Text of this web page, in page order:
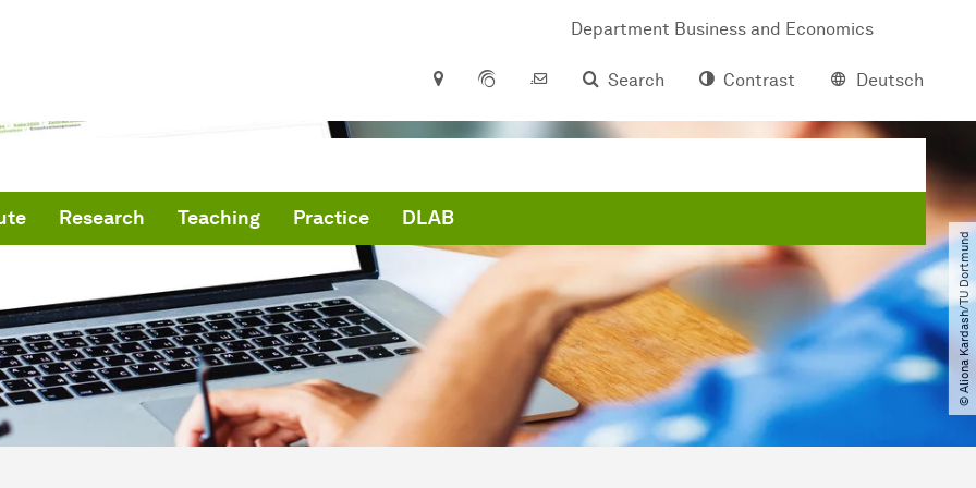
Department Business and Economics
Search
Contrast Deutsch
Research Teaching Practice DLAB
© Aliona Kardash​/​TU Dortmund
here: